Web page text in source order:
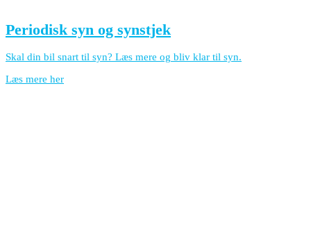
Periodisk syn og synstjek
Skal din bil snart til syn? Læs mere og bliv klar til syn.
Læs mere her